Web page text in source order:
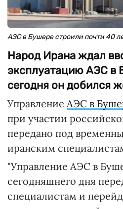
АЭС в Бушере строили почти 40
Народ Ирана ждал
эксплуатацию АЭС в
сегодня он добился
Управление АЭС в
при участии
передано под
иранским
"Управление АЭС в
сегодняшнего дня
специалистам и